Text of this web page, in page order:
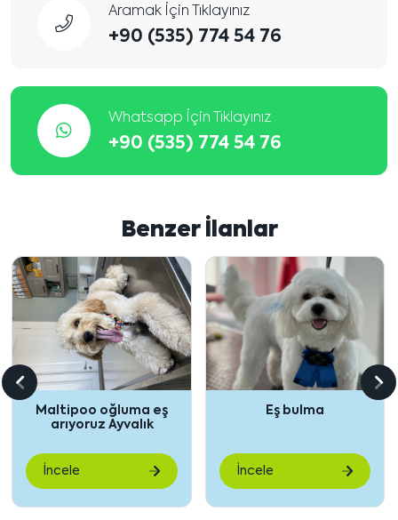
Aramak İçin Tıklayınız
+90 (535) 774 54 76
Whatsapp İçin Tıklayınız
+90 (535) 774 54 76
Benzer İlanlar
Maltipoo oğluma eş
arıyoruz Ayvalık
İncele
Eş bulma
İncele
Önceki
içeriği